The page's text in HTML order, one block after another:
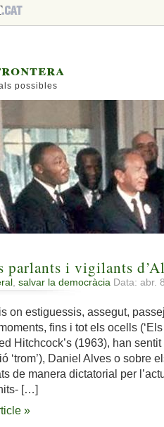
possibles
parlants i vigilants
salvar la democràcia Data: abr.
on estiguessis, assegut,
fins i tot els ocells
Hitchcock’s (1963), han
‘trom’), Daniel Alves o sobre
de manera dictatorial per
[…]
»